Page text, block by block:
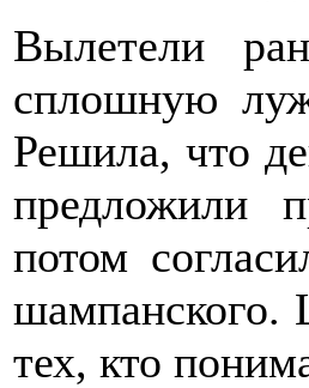
Вылетели
сплошную
Решила, что
предложили
потом
шампанского.
тех, кто